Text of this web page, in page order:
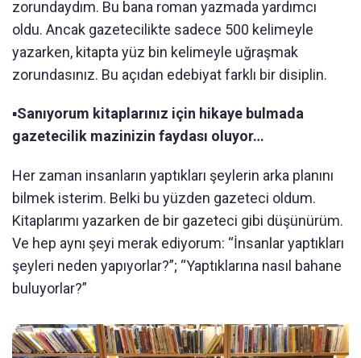
zorundaydım. Bu bana roman yazmada yardımcı
oldu. Ancak gazetecilikte sadece 500 kelimeyle
yazarken, kitapta yüz bin kelimeyle uğraşmak
zorundasınız. Bu açıdan edebiyat farklı bir disiplin.
▪️Sanıyorum kitaplarınız için hikaye bulmada
gazetecilik mazinizin faydası oluyor…
Her zaman insanların yaptıkları şeylerin arka planını
bilmek isterim. Belki bu yüzden gazeteci oldum.
Kitaplarımı yazarken de bir gazeteci gibi düşünürüm.
Ve hep aynı şeyi merak ediyorum: “İnsanlar yaptıkları
şeyleri neden yapıyorlar?”; “Yaptıklarına nasıl bahane
buluyorlar?”